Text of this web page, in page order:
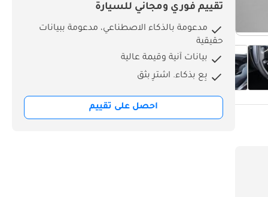
تقييم فوري ومجاني للسيارة
مدعومة بالذكاء الاصطناعي، مدعومة ببيانات
حقيقية
بيانات آنية وقيمة عالية
بِع بذكاء. اشترِ بثق
احصل على تقييم